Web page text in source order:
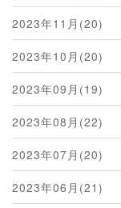
2023年11月(20)
2023年10月(20)
2023年09月(19)
2023年08月(22)
2023年07月(20)
2023年06月(21)